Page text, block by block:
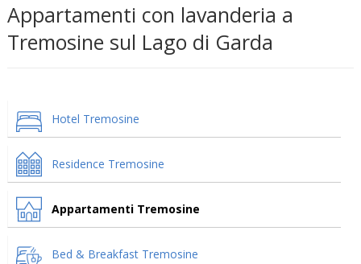
Appartamenti con lavanderia a
Tremosine sul Lago di Garda
Hotel Tremosine
Residence Tremosine
Appartamenti Tremosine
Bed & Breakfast Tremosine